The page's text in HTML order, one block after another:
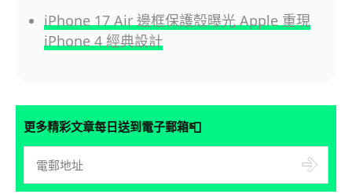
iPhone 17 Air 邊框保護殼曝光 Apple 重現
iPhone 4 經典設計
更多精彩文章每日送到電子郵箱📮